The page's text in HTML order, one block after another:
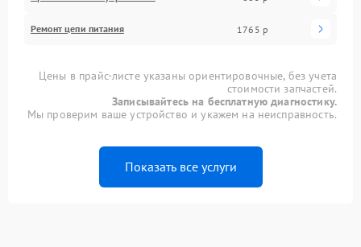
Ремонт цепи питания 1765 р
Цены в прайс-листе указаны ориентировочные, без учета
стоимости запчастей.
Записывайтесь на бесплатную диагностику.
Мы проверим ваше устройство и укажем на неисправность.
Показать все услуги